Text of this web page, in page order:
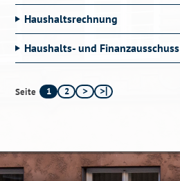
Haushaltsrechnung
Haushalts- und Finanzausschuss
Seite 1 2